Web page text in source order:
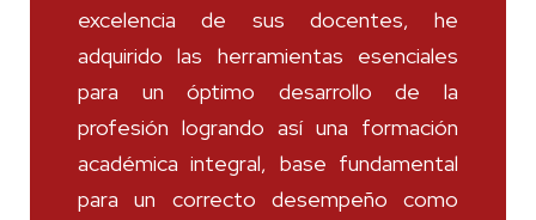
excelencia de sus docentes, he
adquirido las herramientas esenciales
para un óptimo desarrollo de la
profesión logrando así una formación
académica integral, base fundamental
para un correcto desempeño como